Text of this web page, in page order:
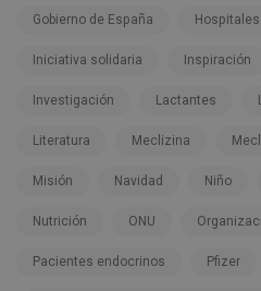
Gobierno de España Hospitales
Iniciativa solidaria Inspiración
Investigación Lactantes
Literatura Meclizina
Misión Navidad Niño
Nutrición ONU
Pacientes endocrinos Pfizer